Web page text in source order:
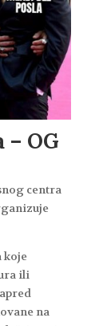
OG
centra
koje
ili
na